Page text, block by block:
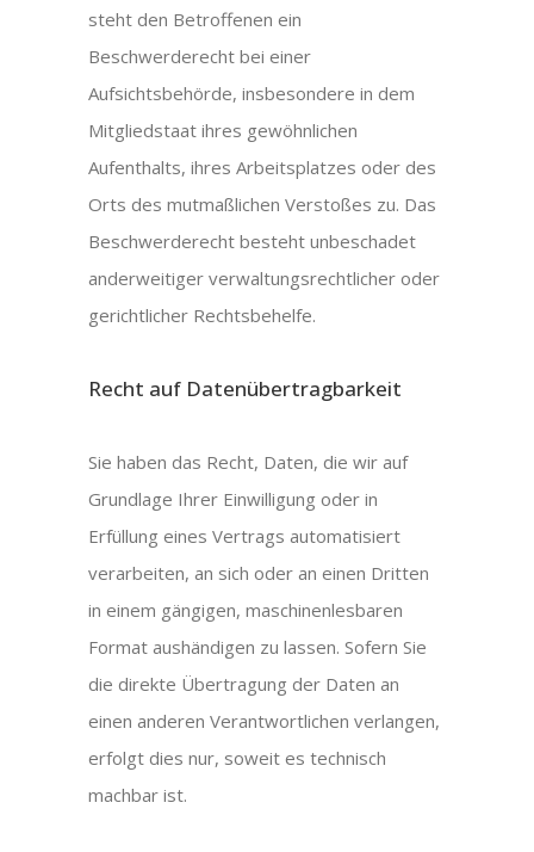
steht den Betroffenen ein
Beschwerderecht bei einer
Aufsichtsbehörde, insbesondere in dem
Mitgliedstaat ihres gewöhnlichen
Aufenthalts, ihres Arbeitsplatzes oder des
Orts des mutmaßlichen Verstoßes zu. Das
Beschwerderecht besteht unbeschadet
anderweitiger verwaltungsrechtlicher oder
gerichtlicher Rechtsbehelfe.
Recht auf Daten­übertrag­barkeit
Sie haben das Recht, Daten, die wir auf
Grundlage Ihrer Einwilligung oder in
Erfüllung eines Vertrags automatisiert
verarbeiten, an sich oder an einen Dritten
in einem gängigen, maschinenlesbaren
Format aushändigen zu lassen. Sofern Sie
die direkte Übertragung der Daten an
einen anderen Verantwortlichen verlangen,
erfolgt dies nur, soweit es technisch
machbar ist.